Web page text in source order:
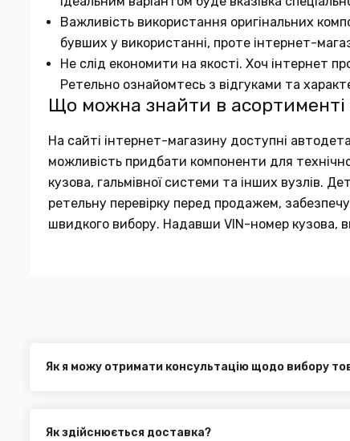
Важливість використання оригінальних
бувших у використанні, проте інтернет-
Не слід економити на якості. Хоч інтернет
Ретельно ознайомтесь з відгуками та
Що можна знайти в
На сайті інтернет-магазину доступні
можливість придбати компоненти для
кузова, гальмівної системи та інших вузлів.
ретельну перевірку перед продажем,
швидкого вибору. Надавши VIN-номер кузова,
Як я можу отримати консультацію щодо вибору
Як здійснюється доставка?